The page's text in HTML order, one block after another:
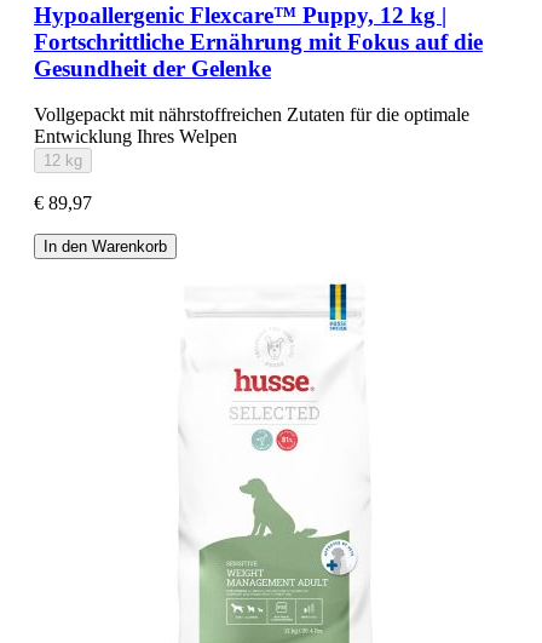
Hypoallergenic Flexcare™ Puppy, 12 kg |
Fortschrittliche Ernährung mit Fokus auf die
Gesundheit der Gelenke
Vollgepackt mit nährstoffreichen Zutaten für die optimale
Entwicklung Ihres Welpen
12 kg
€ 89,97
In den Warenkorb